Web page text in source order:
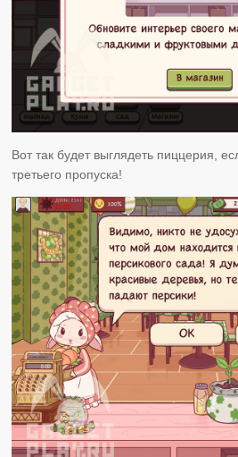
Вот так будет выглядеть пиццерия,
третьего пропуска!